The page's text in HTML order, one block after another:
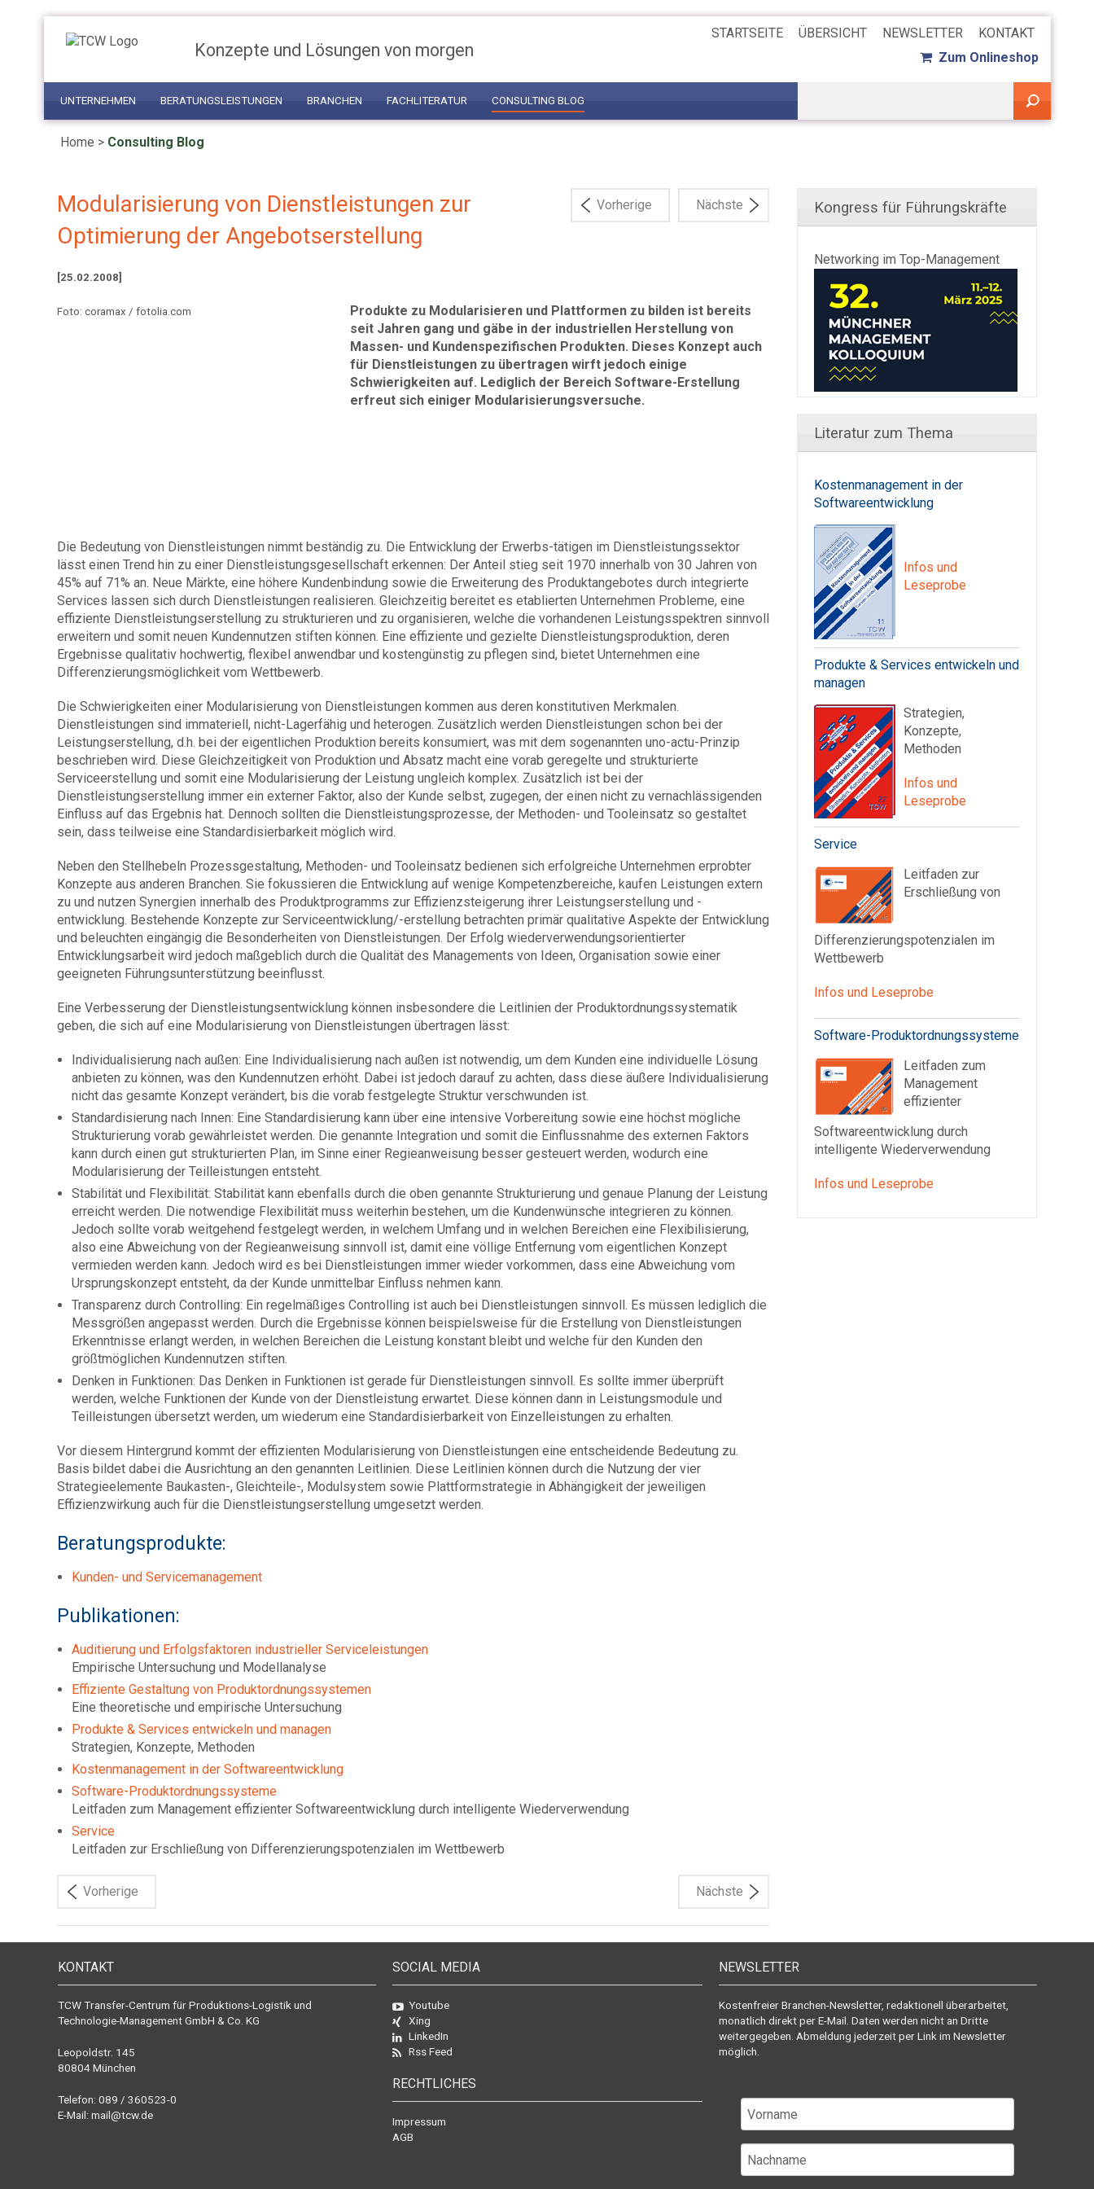
UNTERNEHMEN BERATUNGSLEISTUNGEN BRANCHEN FACHLITERATUR CONSULTING BLOG
Konzepte und Lösungen von morgen
STARTSEITE ÜBERSICHT NEWSLETTER
KONTAKT
Zum Onlineshop
Home > Consulting Blog
Vorherige Nächste
Modularisierung von Dienstleistungen zur
Optimierung der Angebotserstellung
[25.02.2008]
Foto: coramax / fotolia.com
Produkte zu Modularisieren und Plattformen zu bilden ist bereits
seit Jahren gang und gäbe in der industriellen Herstellung von
Massen- und Kundenspezifischen Produkten. Dieses Konzept auch
für Dienstleistungen zu übertragen wirft jedoch einige
Schwierigkeiten auf. Lediglich der Bereich Software-Erstellung
erfreut sich einiger Modularisierungsversuche.
Die Bedeutung von Dienstleistungen nimmt beständig zu. Die Entwicklung der Erwerbs-tätigen im Dienstleistungssektor
lässt einen Trend hin zu einer Dienstleistungsgesellschaft erkennen: Der Anteil stieg seit 1970 innerhalb von 30 Jahren von
45% auf 71% an. Neue Märkte, eine höhere Kundenbindung sowie die Erweiterung des Produktangebotes durch integrierte
Services lassen sich durch Dienstleistungen realisieren. Gleichzeitig bereitet es etablierten Unternehmen Probleme, eine
effiziente Dienstleistungserstellung zu strukturieren und zu organisieren, welche die vorhandenen Leistungsspektren sinnvoll
erweitern und somit neuen Kundennutzen stiften können. Eine effiziente und gezielte Dienstleistungsproduktion, deren
Ergebnisse qualitativ hochwertig, flexibel anwendbar und kostengünstig zu pflegen sind, bietet Unternehmen eine
Differenzierungsmöglichkeit vom Wettbewerb.
Die Schwierigkeiten einer Modularisierung von Dienstleistungen kommen aus deren konstitutiven Merkmalen.
Dienstleistungen sind immateriell, nicht-Lagerfähig und heterogen. Zusätzlich werden Dienstleistungen schon bei der
Leistungserstellung, d.h. bei der eigentlichen Produktion bereits konsumiert, was mit dem sogenannten uno-actu-Prinzip
beschrieben wird. Diese Gleichzeitigkeit von Produktion und Absatz macht eine vorab geregelte und strukturierte
Serviceerstellung und somit eine Modularisierung der Leistung ungleich komplex. Zusätzlich ist bei der
Dienstleistungserstellung immer ein externer Faktor, also der Kunde selbst, zugegen, der einen nicht zu vernachlässigenden
Einfluss auf das Ergebnis hat. Dennoch sollten die Dienstleistungsprozesse, der Methoden- und Tooleinsatz so gestaltet
sein, dass teilweise eine Standardisierbarkeit möglich wird.
Neben den Stellhebeln Prozessgestaltung, Methoden- und Tooleinsatz bedienen sich erfolgreiche Unternehmen erprobter
Konzepte aus anderen Branchen. Sie fokussieren die Entwicklung auf wenige Kompetenzbereiche, kaufen Leistungen extern
zu und nutzen Synergien innerhalb des Produktprogramms zur Effizienzsteigerung ihrer Leistungserstellung und -
entwicklung. Bestehende Konzepte zur Serviceentwicklung/-erstellung betrachten primär qualitative Aspekte der Entwicklung
und beleuchten eingängig die Besonderheiten von Dienstleistungen. Der Erfolg wiederverwendungsorientierter
Entwicklungsarbeit wird jedoch maßgeblich durch die Qualität des Managements von Ideen, Organisation sowie einer
geeigneten Führungsunterstützung beeinflusst.
Eine Verbesserung der Dienstleistungsentwicklung können insbesondere die Leitlinien der Produktordnungssystematik
geben, die sich auf eine Modularisierung von Dienstleistungen übertragen lässt:
Individualisierung nach außen: Eine Individualisierung nach außen ist notwendig, um dem Kunden eine individuelle Lösung
anbieten zu können, was den Kundennutzen erhöht. Dabei ist jedoch darauf zu achten, dass diese äußere Individualisierung
nicht das gesamte Konzept verändert, bis die vorab festgelegte Struktur verschwunden ist.
Standardisierung nach Innen: Eine Standardisierung kann über eine intensive Vorbereitung sowie eine höchst mögliche
Strukturierung vorab gewährleistet werden. Die genannte Integration und somit die Einflussnahme des externen Faktors
kann durch einen gut strukturierten Plan, im Sinne einer Regieanweisung besser gesteuert werden, wodurch eine
Modularisierung der Teilleistungen entsteht.
Stabilität und Flexibilität: Stabilität kann ebenfalls durch die oben genannte Strukturierung und genaue Planung der Leistung
erreicht werden. Die notwendige Flexibilität muss weiterhin bestehen, um die Kundenwünsche integrieren zu können.
Jedoch sollte vorab weitgehend festgelegt werden, in welchem Umfang und in welchen Bereichen eine Flexibilisierung,
also eine Abweichung von der Regieanweisung sinnvoll ist, damit eine völlige Entfernung vom eigentlichen Konzept
vermieden werden kann. Jedoch wird es bei Dienstleistungen immer wieder vorkommen, dass eine Abweichung vom
Ursprungskonzept entsteht, da der Kunde unmittelbar Einfluss nehmen kann.
Transparenz durch Controlling: Ein regelmäßiges Controlling ist auch bei Dienstleistungen sinnvoll. Es müssen lediglich die
Messgrößen angepasst werden. Durch die Ergebnisse können beispielsweise für die Erstellung von Dienstleistungen
Erkenntnisse erlangt werden, in welchen Bereichen die Leistung konstant bleibt und welche für den Kunden den
größtmöglichen Kundennutzen stiften.
Denken in Funktionen: Das Denken in Funktionen ist gerade für Dienstleistungen sinnvoll. Es sollte immer überprüft
werden, welche Funktionen der Kunde von der Dienstleistung erwartet. Diese können dann in Leistungsmodule und
Teilleistungen übersetzt werden, um wiederum eine Standardisierbarkeit von Einzelleistungen zu erhalten.
Vor diesem Hintergrund kommt der effizienten Modularisierung von Dienstleistungen eine entscheidende Bedeutung zu.
Basis bildet dabei die Ausrichtung an den genannten Leitlinien. Diese Leitlinien können durch die Nutzung der vier
Strategieelemente Baukasten-, Gleichteile-, Modulsystem sowie Plattformstrategie in Abhängigkeit der jeweiligen
Effizienzwirkung auch für die Dienstleistungserstellung umgesetzt werden.
Beratungsprodukte:
Kunden- und Servicemanagement
Publikationen:
Auditierung und Erfolgsfaktoren industrieller Serviceleistungen
Empirische Untersuchung und Modellanalyse
Effiziente Gestaltung von Produktordnungssystemen
Eine theoretische und empirische Untersuchung
Produkte & Services entwickeln und managen
Strategien, Konzepte, Methoden
Kostenmanagement in der Softwareentwicklung
Software-Produktordnungssysteme
Leitfaden zum Management effizienter Softwareentwicklung durch intelligente Wiederverwendung
Service
Leitfaden zur Erschließung von Differenzierungspotenzialen im Wettbewerb
Vorherige Nächste
Kongress für Führungskräfte
Networking im Top-Management
Literatur zum Thema
Kostenmanagement in der
Softwareentwicklung
Infos und
Leseprobe
Produkte & Services entwickeln und
managen
Strategien,
Konzepte,
Methoden
Infos und
Leseprobe
Service
Leitfaden zur
Erschließung von
Differenzierungspotenzialen im
Wettbewerb
Infos und Leseprobe
Software-Produktordnungssysteme
Leitfaden zum
Management
effizienter
Softwareentwicklung durch
intelligente Wiederverwendung
Infos und Leseprobe
KONTAKT
TCW Transfer-Centrum für Produktions-Logistik und
Technologie-Management GmbH & Co. KG
Leopoldstr. 145
80804 München
Telefon: 089 / 360523-0
E-Mail: mail@tcw.de
SOCIAL MEDIA
Youtube
Xing
LinkedIn
Rss Feed
RECHTLICHES
Impressum
AGB
NEWSLETTER
Kostenfreier Branchen-Newsletter, redaktionell überarbeitet,
monatlich direkt per E-Mail. Daten werden nicht an Dritte
weitergegeben. Abmeldung jederzeit per Link im Newsletter
möglich.